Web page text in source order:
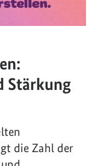
Stärkung
die Zahl der